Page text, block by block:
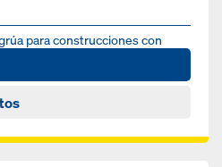
para construcciones con